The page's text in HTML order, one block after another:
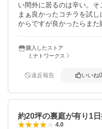
い間外に居るのは辛い。
まぁ良かったコチラを試
からですが良かったらまた
で追加でまたまきました。
これからも期待！
購入したストア
ミナトワークス
違反報告 いいね0
約20坪の裏庭が有り1
4.0